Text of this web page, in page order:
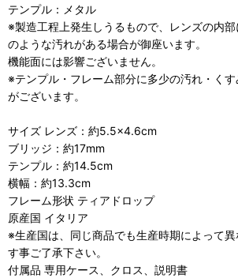
テンプル：メタル
※製造工程上発生しうるもので、レンズの内
のような汚れがある場合が御座います。
機能面には影響ございません。
※テンプル・フレーム部分に多少の汚れ・く
がございます。
サイズ レンズ：約5.5×4.6cm
ブリッジ：約17mm
テンプル：約14.5cm
横幅：約13.3cm
フレーム形状 ティアドロップ
原産国 イタリア
※生産国は、同じ商品でも生産時期によって
す事ご了承下さい。
付属品 専用ケース、クロス、説明書